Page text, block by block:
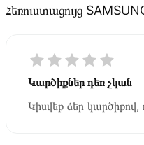
Հեռուստացույց
Կարծիքներ դեռ չկան
Կիսվեք ձեր կարծիքով,